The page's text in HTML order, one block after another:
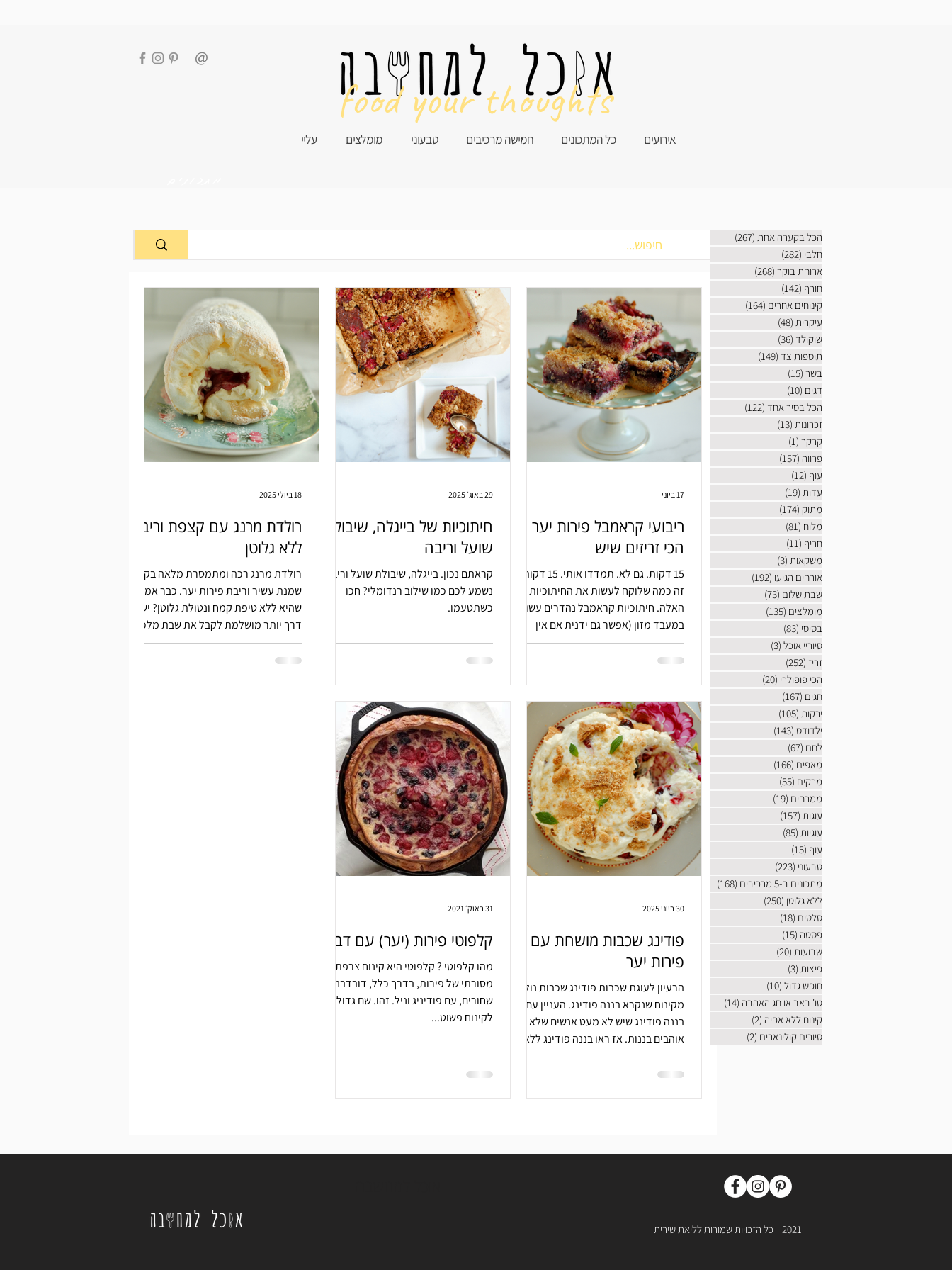
עליי מומלצים טבעוני חמישה מרכיבים כל המתכונים אירועים
food your thoughts
ריבועי קראמבל פירות יער
הכי זריזים שיש
15 דקות. גם לא. תמדדו אותי. 15 דקות.
זה כמה שלוקח לעשות את החיתוכיות
האלה. חיתוכיות קראמבל נהדרים עשויים
במעבד מזון (אפשר גם ידנית אם אין
אחד). כמה פולסים במעבד, אפיה קצרה
והריח שממלא את הבית עושה חצי
17 ביוני
חיתוכיות של בייגלה, שיבולת
שועל וריבה
קראתם נכון. בייגלה, שיבולת שועל וריבה.
נשמע לכם כמו שילוב רנדומלי? חכו
כשתטעמו.
29 באוג׳ 2025
רולדת מרנג עם קצפת וריבה
ללא גלוטן
רולדת מרנג רכה ומתמסרת מלאה בקרם
שמנת עשיר וריבת פירות יער. כבר אמרנו
שהיא ללא טיפת קמח ונטולת גלוטן? יש
דרך יותר מושלמת לקבל את שבת מלכה?
18 ביולי 2025
פודינג שכבות מושחת עם
פירות יער
הרעיון לעוגת שכבות פודינג שכבות נולד
מקינוח שנקרא בננה פודינג. העניין עם
בננה פודינג שיש לא מעט אנשים שלא
אוהבים בננות. אז ראו בננה פודינג ללא
בננות. טאדם!
30 ביוני 2025
קלפוטי פירות (יער) עם דבש
מהו קלפוטי ? קלפוטי היא קינוח צרפתי
מסורתי של פירות, בדרך כלל, דובדבנים
שחורים, עם פודיניג וניל. זהו. שם גדול
לקינוח פשוט...
31 באוק׳ 2021
הכל בקערה אחת (267)
חלבי (282)
ארוחת בוקר (268)
חורף (142)
קינוחים אחרים (164)
עיקרית (48)
שוקולד (36)
תוספות צד (149)
בשר (15)
דגים (10)
הכל בסיר אחד (122)
זכרונות (13)
קרקר (1)
פרווה (157)
עוף (12)
עדות (19)
מתוק (174)
מלוח (81)
חריף (11)
משקאות (3)
אורחים הגיעו (192)
שבת שלום (73)
מומלצים (135)
בסיסי (83)
סיוריי אוכל (3)
זריז (252)
הכי פופולרי (20)
חגים (167)
ירקות (105)
ילדודס (143)
לחם (67)
מאפים (166)
מרקים (55)
ממרחים (19)
עוגות (157)
עוגיות (85)
עוף (15)
טבעוני (223)
מתכונים ב-5 מרכיבים
(168)
ללא גלוטן (250)
סלטים (18)
פסטה (15)
שבועות (20)
פיצות (3)
חופש גדול (10)
טו' באב או חג האהבה (14)
קינוח ללא אפיה (2)
סיורים קולינארים (2)
כל הזכויות שמורות לליאת שירית 2021